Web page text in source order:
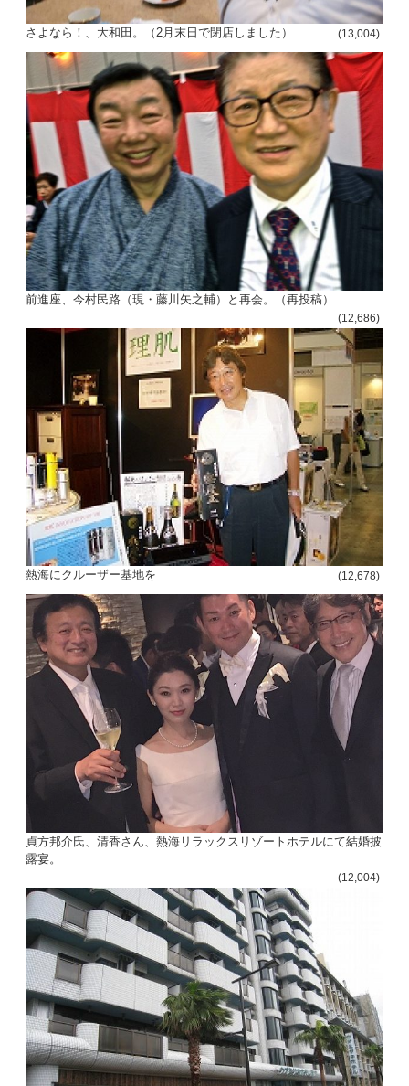
さよなら！、大和田。（2月末日で閉店しました） (13,004)
前進座、今村民路（現・藤川矢之輔）と再会。（再投稿）
(12,686)
熱海にクルーザー基地を (12,678)
貞方邦介氏、清香さん、熱海リラックスリゾートホテルにて結婚披
露宴。
(12,004)